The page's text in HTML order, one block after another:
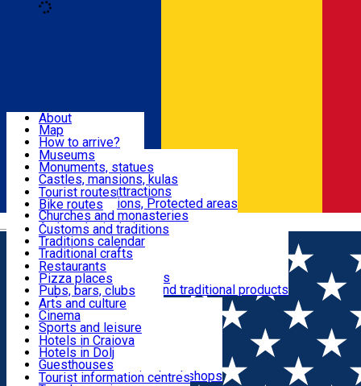
Română
Attractions
Routes
Customs, Traditions
Food & Drinks
Leisure & Fun
Accommodation
Useful
About
Map
How to arrive?
Recommendations
Tourist attractions
News
Museums
Monuments, statues
Castles, mansions, kulas
Architectural attractions
Natural attractions, Protected areas
Churches and monasteries
Archaeological sites
Parks and gardens
Tourist routes
Bike routes
Customs and traditions
Traditions calendar
Traditional crafts
Traditional cuisine
Wineries and vineyards
Local manufacturers and traditional products
Restaurants
Pizza places
Pubs, bars, clubs
Cafes and teahouses
Sweets and ice cream
Fast-food
Arts and culture
Cinema
Sports and leisure
Horse riding
Swimming pools
Zoo
Shopping, souvenirs, bookshops
Hotels in Craiova
Hotels in Dolj
Guesthouses
Villas
Tourist information centres